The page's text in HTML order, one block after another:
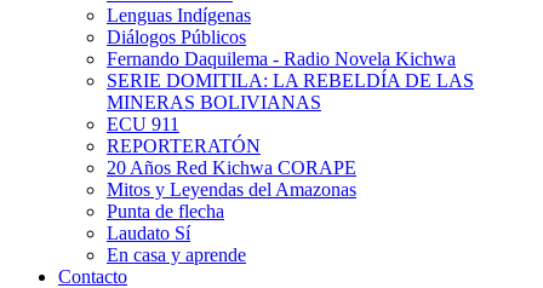
Lenguas Indígenas
Diálogos Públicos
Fernando Daquilema - Radio Novela Kichwa
SERIE DOMITILA: LA REBELDÍA DE LAS
MINERAS BOLIVIANAS
ECU 911
REPORTERATÓN
20 Años Red Kichwa CORAPE
Mitos y Leyendas del Amazonas
Punta de flecha
Laudato Sí
En casa y aprende
Contacto